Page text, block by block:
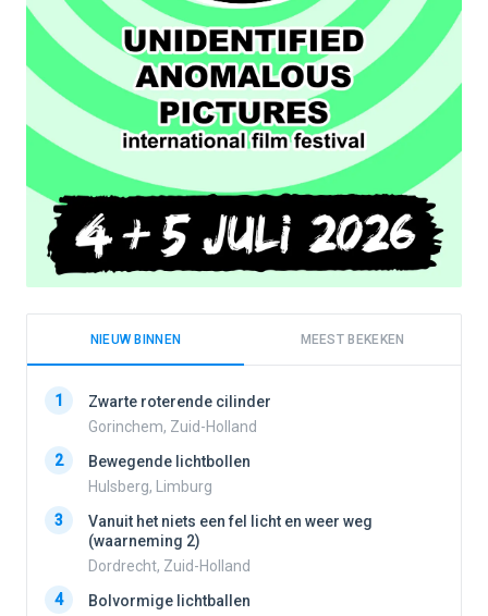
NIEUW BINNEN MEEST BEKEKEN
1
Zwarte roterende cilinder
Gorinchem, Zuid-Holland
2
Bewegende lichtbollen
Hulsberg, Limburg
3
Vanuit het niets een fel licht en weer weg
(waarneming 2)
Dordrecht, Zuid-Holland
4
Bolvormige lichtballen